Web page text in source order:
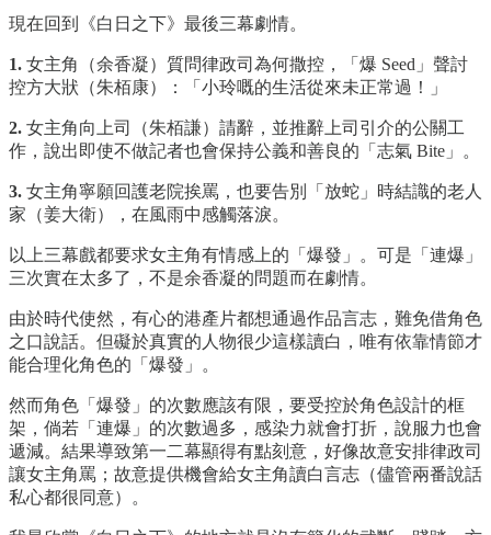
現在回到《白日之下》最後三幕劇情。
1. 女主角（余香凝）質問律政司為何撒控，「爆 Seed」聲討
控方大狀（朱栢康）：「小玲嘅的生活從來未正常過！」
2. 女主角向上司（朱栢謙）請辭，並推辭上司引介的公關工
作，說出即使不做記者也會保持公義和善良的「志氣 Bite」。
3. 女主角寧願回護老院挨罵，也要告別「放蛇」時結識的老人
家（姜大衛），在風雨中感觸落淚。
以上三幕戲都要求女主角有情感上的「爆發」。可是「連爆」
三次實在太多了，不是余香凝的問題而在劇情。
由於時代使然，有心的港產片都想通過作品言志，難免借角色
之口說話。但礙於真實的人物很少這樣讀白，唯有依靠情節才
能合理化角色的「爆發」。
然而角色「爆發」的次數應該有限，要受控於角色設計的框
架，倘若「連爆」的次數過多，感染力就會打折，說服力也會
遞減。結果導致第一二幕顯得有點刻意，好像故意安排律政司
讓女主角罵；故意提供機會給女主角讀白言志（儘管兩番說話
私心都很同意）。